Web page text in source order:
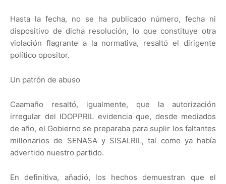
Hasta la fecha, no se ha publicado número, fecha ni
dispositivo de dicha resolución, lo que constituye otra
violación flagrante a la normativa, resaltó el dirigente
político opositor.
Un patrón de abuso
Caamaño resaltó, igualmente, que la autorización
irregular del IDOPPRIL evidencia que, desde mediados
de año, el Gobierno se preparaba para suplir los faltantes
millonarios de SENASA y SISALRIL, tal como ya había
advertido nuestro partido.
En definitiva, añadió, los hechos demuestran que el